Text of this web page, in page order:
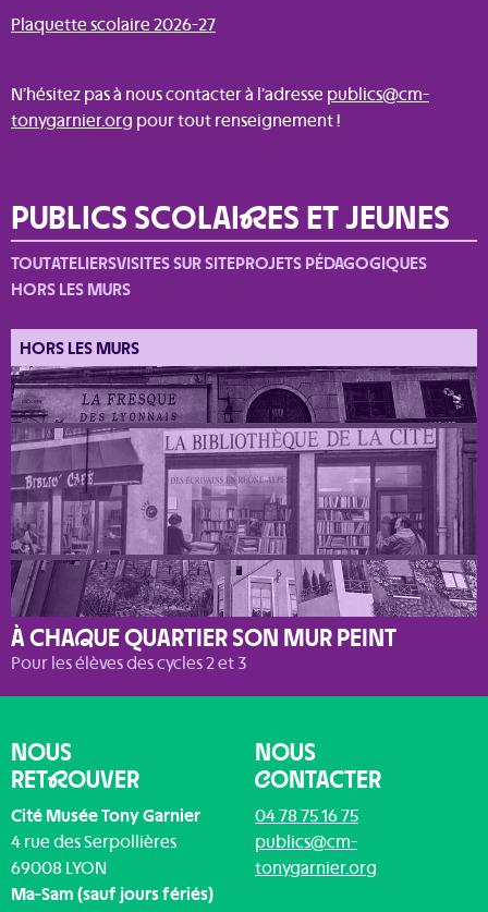
Plaquette scolaire 2026-27
N’hésitez pas à nous contacter à l’adresse publics@cm-
tonygarnier.org pour tout renseignement !
PUBLICS SCOLAIR ES ET JEUNES
TOUTATELIERSVISITES SUR SITEPROJETS PÉDAGOGIQUES
HORS LES MURS
HORS LES MURS
À CHAQUE QUARTIER SON MUR PEINT
Pour les élèves des cycles 2 et 3
NOUS
RETROUVER
Cité Musée Tony Garnier
4 rue des Serpollières
69008 LYON
Ma-Sam (sauf jours fériés)
NOUS
CONTACTER
04 78 75 16 75
publics@cm-
tonygarnier.org